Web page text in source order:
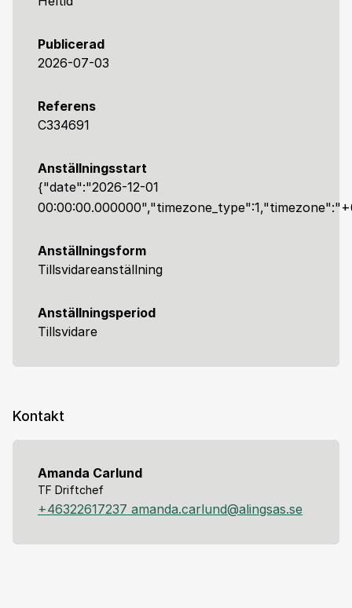
Publicerad
2026-07-03
Referens
C334691
Anställningsstart
{"date":"2026-12-01
Anställningsform
Tillsvidareanställning
Anställningsperiod
Tillsvidare
Kontakt
Amanda Carlund
TF Driftchef
+46322617237 amanda.carlund@alingsas.se